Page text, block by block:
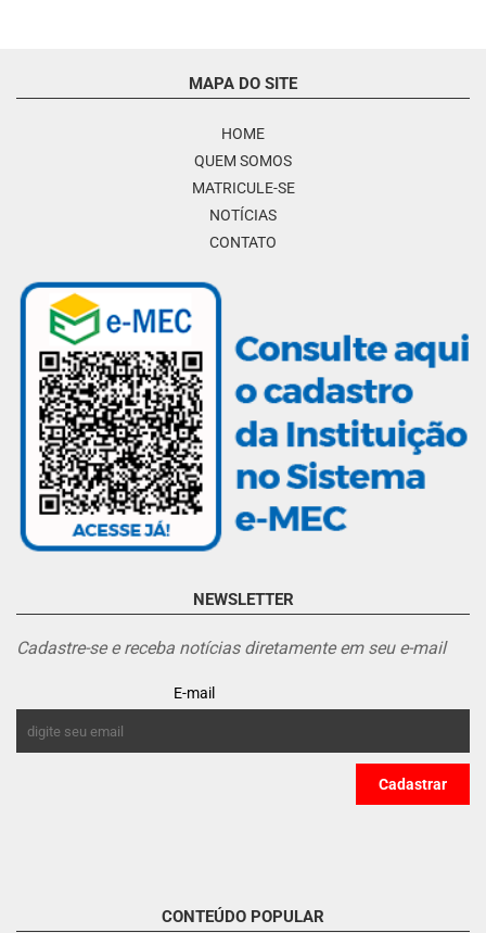
MAPA DO SITE
HOME
QUEM SOMOS
MATRICULE-SE
NOTÍCIAS
CONTATO
NEWSLETTER
Cadastre-se e receba notícias diretamente em seu e-mail
E-mail
CONTEÚDO POPULAR